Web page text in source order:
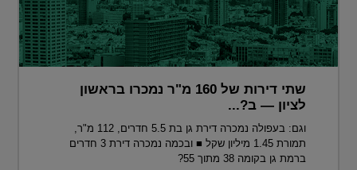
שתי דירות של 160 מ"ר נמכרו בראשון
לציון — ב?...
וגם: בעפולה נמכרה דירת גן בת 5.5 חדרים, 112 מ"ר,
תמורת 1.45 מיליון שקל ■ ובכמה נמכרה דירת 3 חדרים
ברמת גן בקומה 38 מתוך 55?